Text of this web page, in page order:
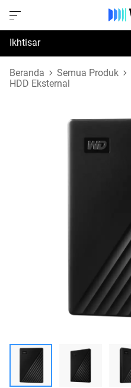
Ikhtisar
Spesifikasi
Beranda Semua Produk
HDD Eksternal